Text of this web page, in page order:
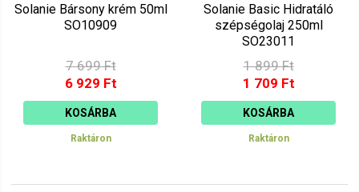
Solanie Bársony krém 50ml
SO10909
7 699 Ft
6 929 Ft
KOSÁRBA
Raktáron
Solanie Basic Hidratáló
szépségolaj 250ml
SO23011
1 899 Ft
1 709 Ft
KOSÁRBA
Raktáron